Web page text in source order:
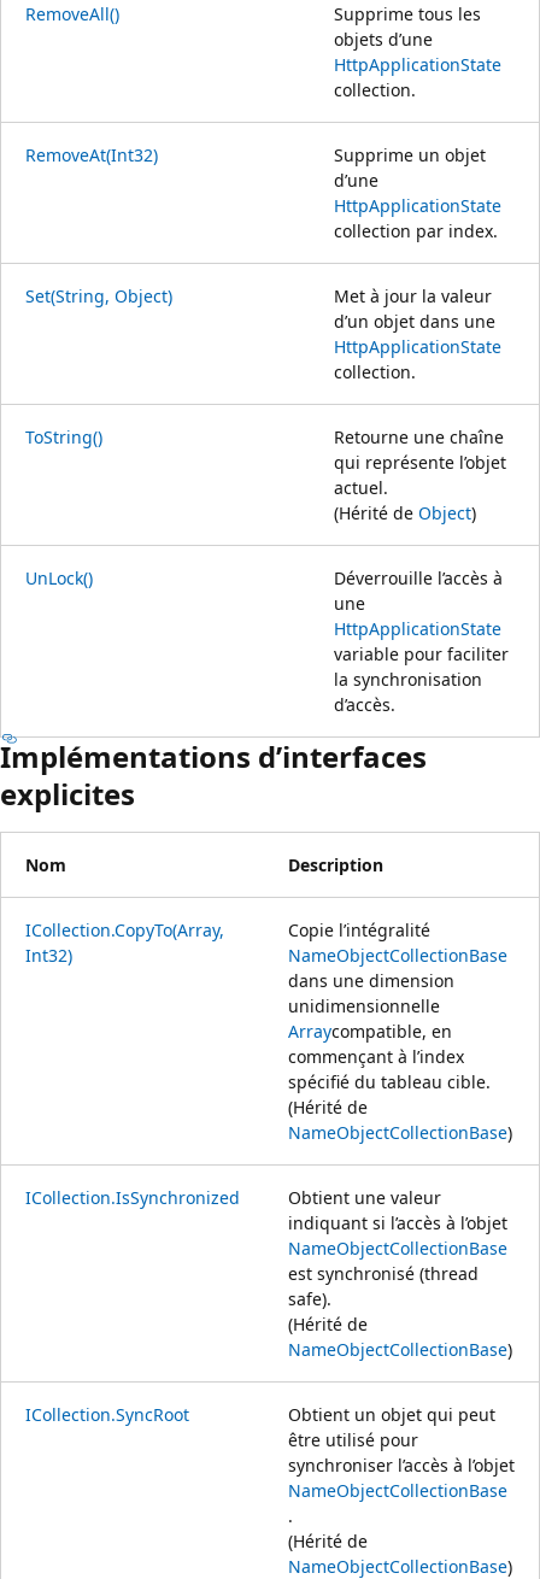
RemoveAll()
Supprime tous les
objets d’une
HttpApplicationState
collection.
RemoveAt(Int32)
Supprime un objet
d’une
HttpApplicationState
collection par index.
Set(String, Object)
Met à jour la valeur
d’un objet dans une
HttpApplicationState
collection.
ToString()
Retourne une chaîne
qui représente l’objet
actuel.
(Hérité de Object)
UnLock()
Déverrouille l’accès à
une
HttpApplicationState
variable pour faciliter
la synchronisation
d’accès.
Implémentations d’interfaces
explicites
Nom Description
ICollection.CopyTo(Array,
Int32)
Copie l’intégralité
NameObjectCollectionBase
dans une dimension
unidimensionnelle
Arraycompatible, en
commençant à l’index
spécifié du tableau cible.
(Hérité de
NameObjectCollectionBase)
ICollection.IsSynchronized
Obtient une valeur
indiquant si l’accès à l’objet
NameObjectCollectionBase
est synchronisé (thread
safe).
(Hérité de
NameObjectCollectionBase)
ICollection.SyncRoot
Obtient un objet qui peut
être utilisé pour
synchroniser l’accès à l’objet
NameObjectCollectionBase
.
(Hérité de
NameObjectCollectionBase)